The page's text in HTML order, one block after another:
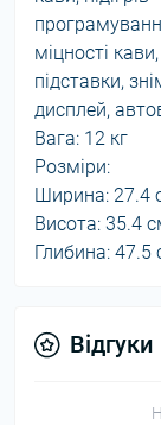
міцності
підставки,
дисплей,
Вага: 12 кг
Розміри:
Ширина: 27.4
Висота: 35.4
Глибина: 47.5
Відгуки